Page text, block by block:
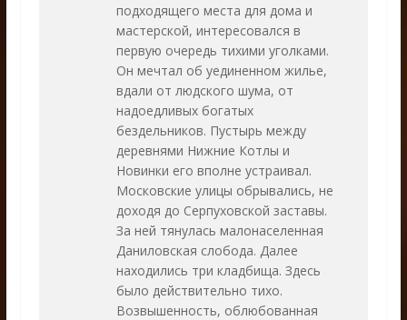
подходящего места для дома и
мастерской, интересовался в
первую очередь тихими уголками.
Он мечтал об уединенном жилье,
вдали от людского шума, от
надоедливых богатых
бездельников. Пустырь между
деревнями Нижние Котлы и
Новинки его вполне устраивал.
Московские улицы обрывались, не
доходя до Серпуховской заставы.
За ней тянулась малонаселенная
Даниловская слобода. Далее
находились три кладбища. Здесь
было действительно тихо.
Возвышенность, облюбованная